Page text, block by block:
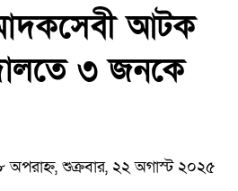
আটক
৩ জনকে
শুক্রবার, ২২ অগাস্ট ২০২৫